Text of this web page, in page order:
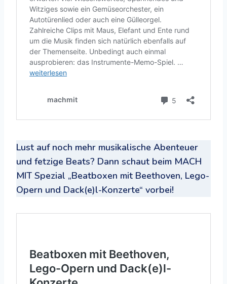
Lust auf noch mehr musikalische Abenteuer
und fetzige Beats? Dann schaut beim MACH
MIT Spezial „Beatboxen mit Beethoven, Lego-
Opern und Dack(e)l-Konzerte“ vorbei!